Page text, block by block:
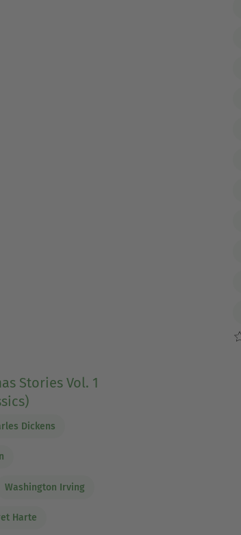
Stories Vol. 1
Dickens
Washington Irving
Harte